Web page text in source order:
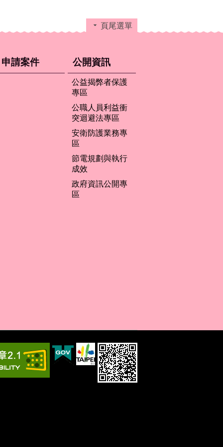
頁尾選單
申請案件 公開資訊
公益揭弊者保護
專區
公職人員利益衝
突迴避法專區
安衛防護業務專
區
節電規劃與執行
成效
政府資訊公開專
區